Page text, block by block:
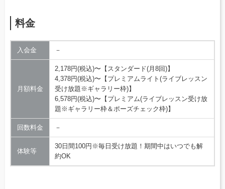
料金
入会金 －
月額料金
2,178円(税込)〜【スタンダード(月8回)】
4,378円(税込)〜【プレミアムライト(ライブレッスン
受け放題※ギャラリー枠)】
6,578円(税込)〜【プレミアム(ライブレッスン受け放
題※ギャラリー枠＆ポーズチェック枠)】
回数料金 －
体験等
30日間100円※毎日受け放題！期間中はいつでも解
約OK